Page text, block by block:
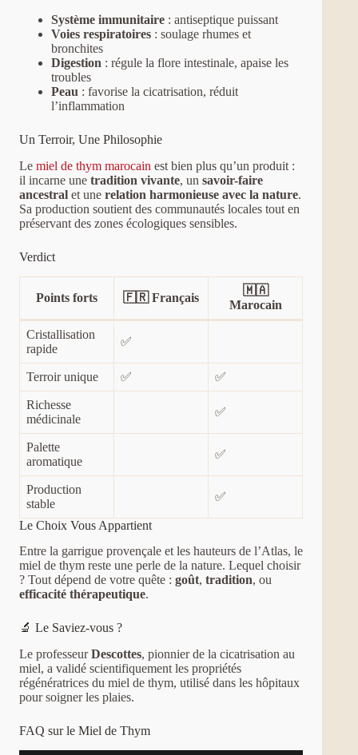
Système immunitaire : antiseptique puissant
Voies respiratoires : soulage rhumes et
bronchites
Digestion : régule la flore intestinale, apaise les
troubles
Peau : favorise la cicatrisation, réduit
l’inflammation
Un Terroir, Une Philosophie
Le miel de thym marocain est bien plus qu’un produit :
il incarne une tradition vivante, un savoir-faire
ancestral et une relation harmonieuse avec la nature.
Sa production soutient des communautés locales tout en
préservant des zones écologiques sensibles.
Verdict
Points forts 🇫🇷 Français
🇲🇦
Marocain
Cristallisation
rapide
✅
Terroir unique ✅ ✅
Richesse
médicinale
✅
Palette
aromatique
✅
Production
stable
✅
Le Choix Vous Appartient
Entre la garrigue provençale et les hauteurs de l’Atlas, le
miel de thym reste une perle de la nature. Lequel choisir
? Tout dépend de votre quête : goût, tradition, ou
efficacité thérapeutique.
🔬 Le Saviez-vous ?
Le professeurDescottes, pionnier de la cicatrisation au
miel, a validé scientifiquement les propriétés
régénératrices du miel de thym, utilisé dans les hôpitaux
pour soigner les plaies.
FAQ sur le Miel de Thym